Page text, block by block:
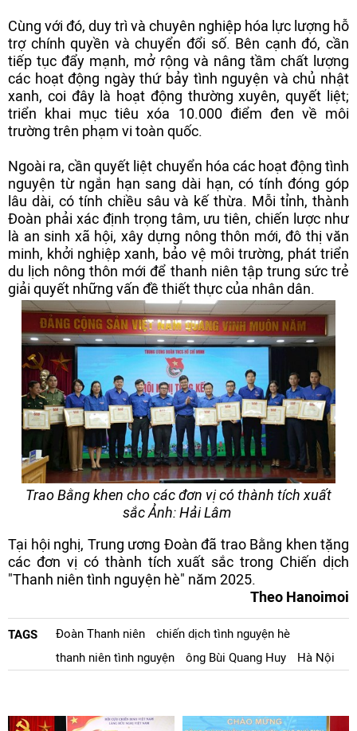
Cùng với đó, duy trì và chuyên nghiệp hóa lực lượng hỗ
trợ chính quyền và chuyển đổi số. Bên cạnh đó, cần
tiếp tục đẩy mạnh, mở rộng và nâng tầm chất lượng
các hoạt động ngày thứ bảy tình nguyện và chủ nhật
xanh, coi đây là hoạt động thường xuyên, quyết liệt;
triển khai mục tiêu xóa 10.000 điểm đen về môi
trường trên phạm vi toàn quốc.
Ngoài ra, cần quyết liệt chuyển hóa các hoạt động tình
nguyện từ ngắn hạn sang dài hạn, có tính đóng góp
lâu dài, có tính chiều sâu và kế thừa. Mỗi tỉnh, thành
Đoàn phải xác định trọng tâm, ưu tiên, chiến lược như
là an sinh xã hội, xây dựng nông thôn mới, đô thị văn
minh, khởi nghiệp xanh, bảo vệ môi trường, phát triển
du lịch nông thôn mới để thanh niên tập trung sức trẻ
giải quyết những vấn đề thiết thực của nhân dân.
Trao Bằng khen cho các đơn vị có thành tích xuất
sắc Ảnh: Hải Lâm
Tại hội nghị, Trung ương Đoàn đã trao Bằng khen tặng
các đơn vị có thành tích xuất sắc trong Chiến dịch
"Thanh niên tình nguyện hè" năm 2025.
Theo Hanoimoi
TAGS Đoàn Thanh niên
chiến dịch tình nguyện hè
thanh niên tình nguyện
ông Bùi Quang Huy Hà Nội